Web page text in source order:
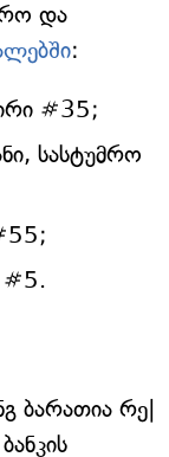
და
:
#35;
სასტუმრო
#5.
ბარათია რე|